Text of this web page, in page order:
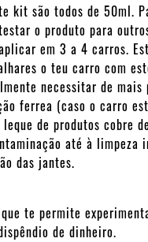
kit são todos de 50ml.
o produto para
em 3 a 4 carros.
o teu carro com
necessitar de mais
ferrea (caso o carro
de produtos cobre
até à limpeza
das jantes.
que te permite
de dinheiro.